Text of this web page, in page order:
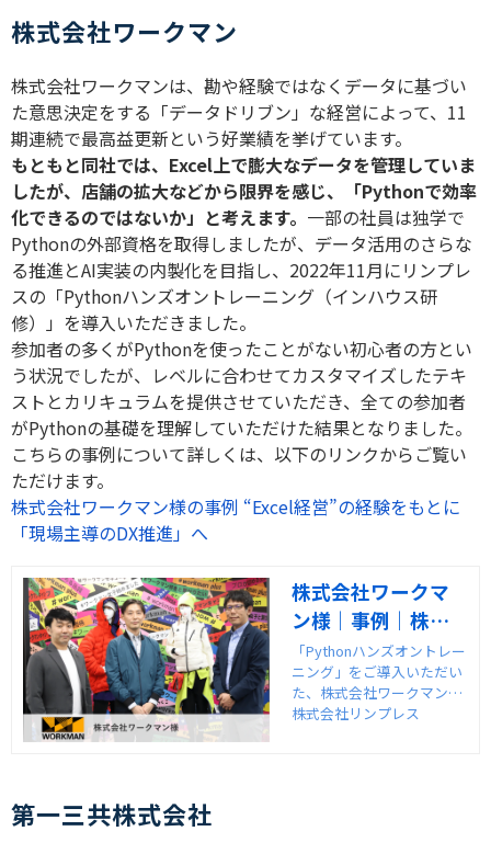
株式会社ワークマン
株式会社ワークマンは、勘や経験ではなくデータに基づい
た意思決定をする「データドリブン」な経営によって、11
期連続で最高益更新という好業績を挙げています。
もともと同社では、Excel上で膨大なデータを管理していま
したが、店舗の拡大などから限界を感じ、「Pythonで効率
化できるのではないか」と考えます。 一部の社員は独学で
Pythonの外部資格を取得しましたが、データ活用のさらな
る推進とAI実装の内製化を目指し、2022年11月にリンプレ
スの「Pythonハンズオントレーニング（インハウス研
修）」を導入いただきました。
参加者の多くがPythonを使ったことがない初心者の方とい
う状況でしたが、レベルに合わせてカスタマイズしたテキ
ストとカリキュラムを提供させていただき、全ての参加者
がPythonの基礎を理解していただけた結果となりました。
こちらの事例について詳しくは、以下のリンクからご覧い
ただけます。
株式会社ワークマン様の事例 “Excel経営”の経験をもとに
「現場主導のDX推進」へ
株式会社ワークマ
ン様｜事例｜株式
会社リンプレス
「Pythonハンズオントレー
ニング」をご導入いただい
た、株式会社ワークマン様
の事例インタビューを紹介
株式会社リンプレス
第一三共株式会社